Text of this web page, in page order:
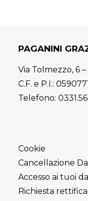
PAGANINI
Via Tolmezzo, 6
C.F. e P.I.:
Telefono:
Cookie
Cancellazione
Accesso ai tuoi
Richiesta